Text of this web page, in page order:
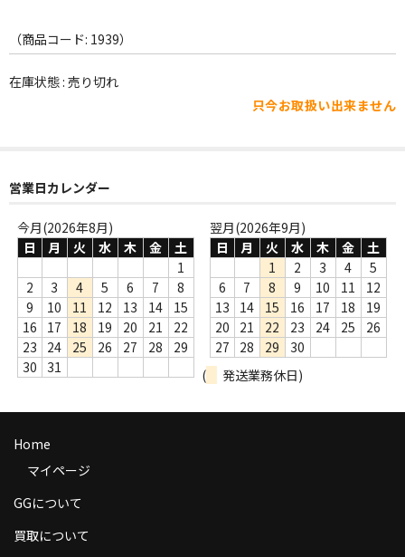
Webのみ no.3
Webのみ no.4
商品の発送
お支払い方法
返品
コンディション
Contact
（商品コード: 1939）
在庫状態 : 売り切れ
只今お取扱い出来ません
営業日カレンダー
今月(2026年8月)
日
月 火 水 木 金
土
1
2
3 4 5 6 7
8
9
10 11 12 13 14
15
16
17 18 19 20 21
22
23
24 25 26 27 28
29
30
31
翌月(2026年9月)
日
月 火 水 木 金
土
1
2 3 4
5
6
7 8 9 10 11
12
13
14 15 16 17 18
19
20
21 22 23 24 25
26
27
28 29
30
(
発送業務休日)
Home
マイページ
GGについて
買取について